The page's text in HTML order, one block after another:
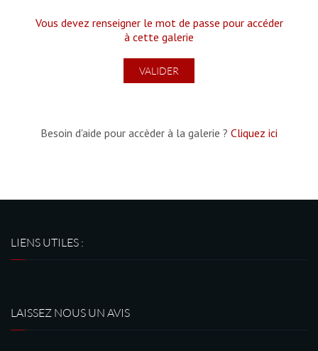
Vous devez renseigner le mot de passe pour accéder
à cette galerie
Besoin d'aide pour accèder à la galerie ? Cliquez ici
LIENS UTILES :
LAISSEZ NOUS UN AVIS